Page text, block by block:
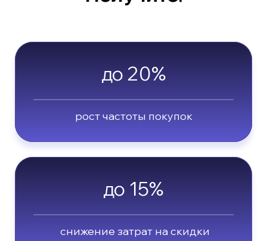
до 20%
рост частоты покупок
до 15%
снижение затрат на скидки